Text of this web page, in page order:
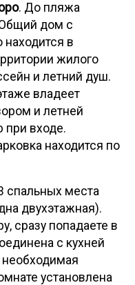
. До пляжа
дом с
находится в
жилого
и летний душ.
владеет
и летней
при входе.
находится по
спальных места
двухэтажная).
сразу попадаете в
с кухней
необходимая
установлена